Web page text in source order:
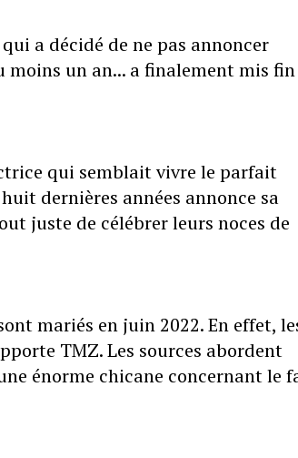
a décidé de ne pas annoncer
un an... a finalement mis
qui semblait vivre le parfait
dernières années annonce sa
juste de célébrer leurs noces de
mariés en juin 2022. En effet,
TMZ. Les sources abordent
énorme chicane concernant le